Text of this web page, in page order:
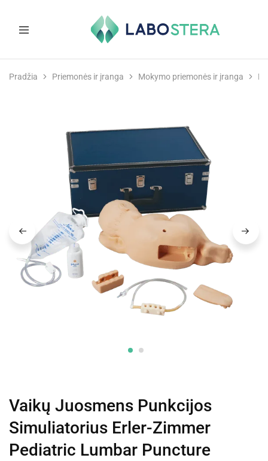
ir
Pradžia Priemonės ir įranga Mokymo priemonės ir įranga
Vaikų Juosmens Punkcijos
Simuliatorius Erler-Zimmer
Pediatric Lumbar Puncture